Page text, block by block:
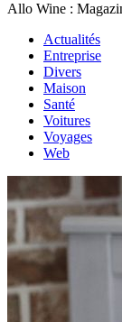
Allo Wine :
Actualités
Entreprise
Divers
Maison
Santé
Voitures
Voyages
Web